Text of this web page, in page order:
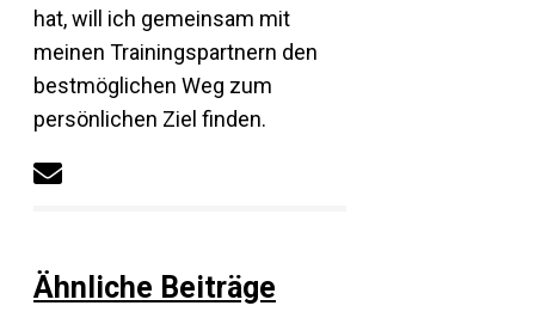
hat, will ich gemeinsam mit
meinen Trainingspartnern den
bestmöglichen Weg zum
persönlichen Ziel finden.
Ähnliche Beiträge